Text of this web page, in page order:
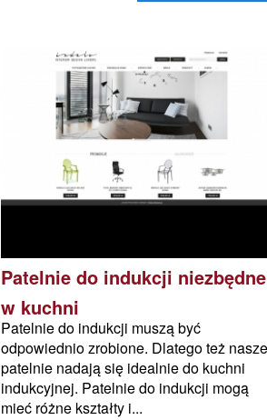
Patelnie do indukcji niezbędne
w kuchni
Patelnie do indukcji muszą być
odpowiednio zrobione. Dlatego też nasze
patelnie nadają się idealnie do kuchni
indukcyjnej. Patelnie do indukcji mogą
mieć różne kształty i...